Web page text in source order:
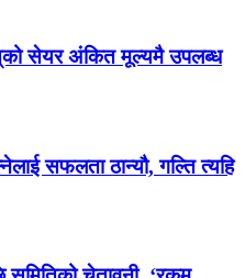
सेयर अंकित मूल्यमै उपलब्ध
सफलता ठान्यौ, गल्ति त्यहि